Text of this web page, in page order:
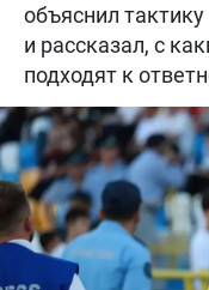
объяснил
и рассказал, с
подходят к